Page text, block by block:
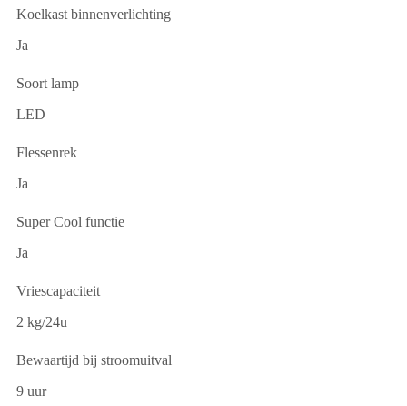
Koelkast binnenverlichting
Ja
Soort lamp
LED
Flessenrek
Ja
Super Cool functie
Ja
Vriescapaciteit
2 kg/24u
Bewaartijd bij stroomuitval
9 uur